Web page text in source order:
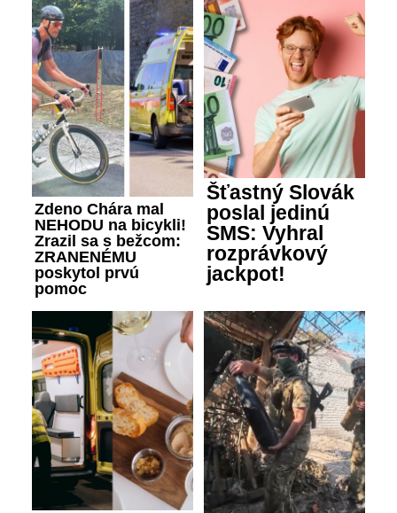
Zdeno Chára mal
NEHODU na bicykli!
Zrazil sa s bežcom:
ZRANENÉMU
poskytol prvú
pomoc
Šťastný Slovák
poslal jedinú
SMS: Vyhral
rozprávkový
jackpot!